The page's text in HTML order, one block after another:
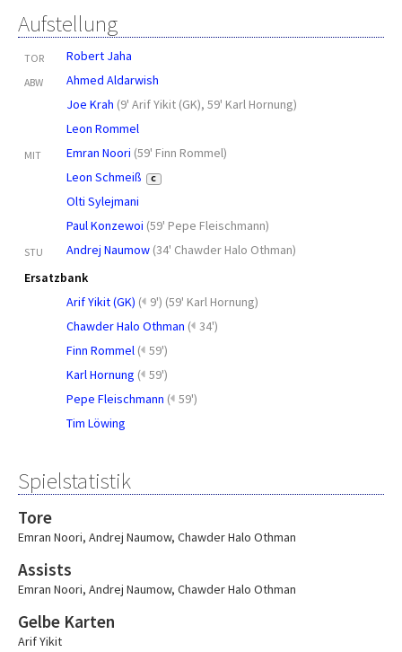
Aufstellung
TOR Robert Jaha
ABW
Ahmed Aldarwish
Joe Krah (9' Arif Yikit (GK), 59' Karl Hornung)
Leon Rommel
MIT Emran Noori (59' Finn Rommel)
Leon Schmeiß
C
Olti Sylejmani
Paul Konzewoi (59' Pepe Fleischmann)
STU Andrej Naumow (34' Chawder Halo Othman)
Ersatzbank
Arif Yikit (GK) ( 9') (59' Karl Hornung)
Chawder Halo Othman ( 34')
Finn Rommel ( 59')
Karl Hornung ( 59')
Pepe Fleischmann ( 59')
Tim Löwing
Spielstatistik
Tore
Emran Noori, Andrej Naumow, Chawder Halo Othman
Assists
Emran Noori, Andrej Naumow, Chawder Halo Othman
Gelbe Karten
Arif Yikit